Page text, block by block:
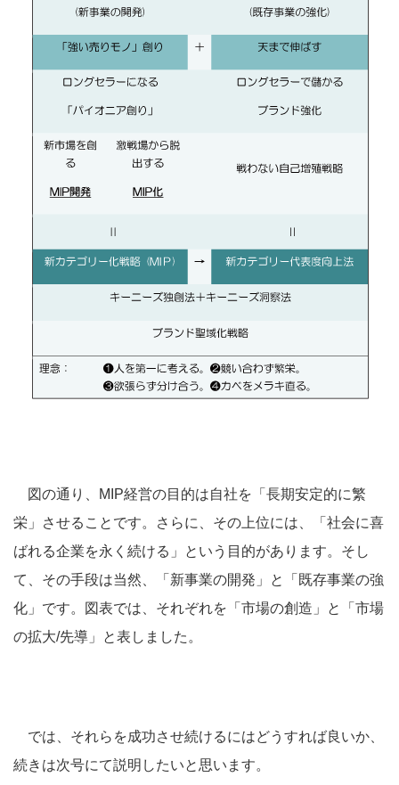
図の通り、MIP経営の目的は自社を「長期安定的に繁
栄」させることです。さらに、その上位には、「社会に喜
ばれる企業を永く続ける」という目的があります。そし
て、その手段は当然、「新事業の開発」と「既存事業の強
化」です。図表では、それぞれを「市場の創造」と「市場
の拡大/先導」と表しました。
では、それらを成功させ続けるにはどうすれば良いか、
続きは次号にて説明したいと思います。